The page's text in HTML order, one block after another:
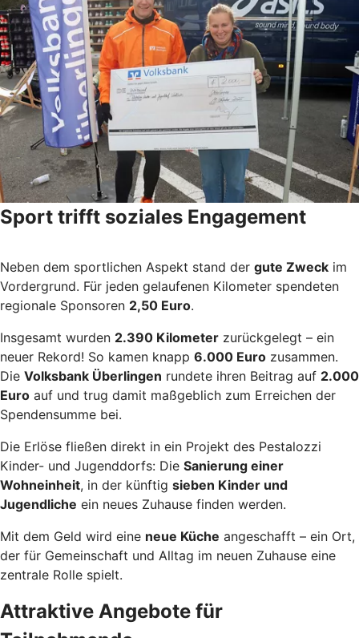
Sport trifft soziales Engagement
Neben dem sportlichen Aspekt stand der gute Zweck im
Vordergrund. Für jeden gelaufenen Kilometer spendeten
regionale Sponsoren 2,50 Euro.
Insgesamt wurden 2.390 Kilometer zurückgelegt – ein
neuer Rekord! So kamen knapp 6.000 Euro zusammen.
Die Volksbank Überlingen rundete ihren Beitrag auf 2.000
Euro auf und trug damit maßgeblich zum Erreichen der
Spendensumme bei.
Die Erlöse fließen direkt in ein Projekt des Pestalozzi
Kinder- und Jugenddorfs: Die Sanierung einer
Wohneinheit, in der künftig sieben Kinder und
Jugendliche ein neues Zuhause finden werden.
Mit dem Geld wird eine neue Küche angeschafft – ein Ort,
der für Gemeinschaft und Alltag im neuen Zuhause eine
zentrale Rolle spielt.
Attraktive Angebote für